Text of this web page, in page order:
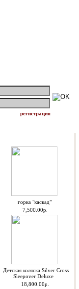
регистрация
горкa "каскад"
7,500.00р.
Детская коляска Silver Cross
Sleepover Deluxe
18,800.00р.